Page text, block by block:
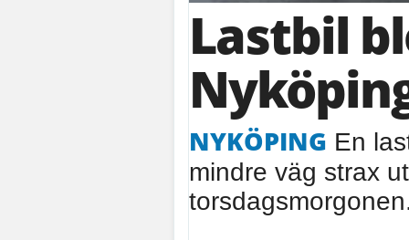
Lastbil
NYKÖPING En
mindre väg strax